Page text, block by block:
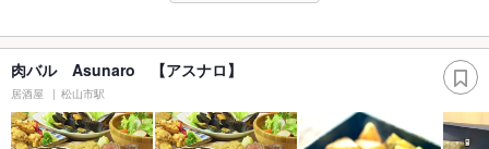
肉バル Asunaro 【アスナロ】
居酒屋 松山市駅